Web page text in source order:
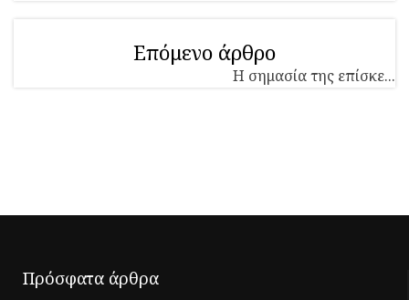
Επόμενο άρθρο
Η σημασία της επίσκε...
Πρόσφατα άρθρα